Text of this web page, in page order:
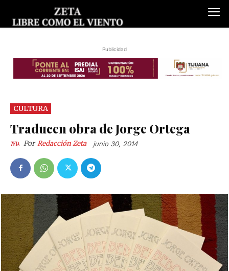
Publicidad
CULTURA
Traducen obra de Jorge Ortega
Por Redacción Zeta junio 30, 2014